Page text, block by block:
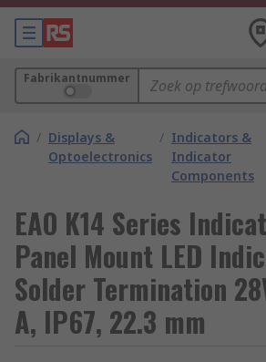
Fabrikantnummer
/ Displays &
Optoelectronics
/ Indicators &
Indicator
Components
EAO K14 Series
Panel Mount LED
Solder Termination
A, IP67, 22.3 mm